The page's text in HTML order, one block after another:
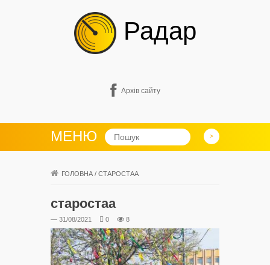
Радар
Архів сайту
МЕНЮ
ГОЛОВНА / СТАРОСТАА
старостаа
— 31/08/2021 0 8